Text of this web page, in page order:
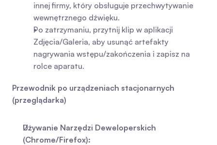
innej firmy, który obsługuje przechwytywanie
wewnętrznego dźwięku.
Po zatrzymaniu, przytnij klip w aplikacji
Zdjęcia/Galeria, aby usunąć artefakty
nagrywania wstępu/zakończenia i zapisz na
rolce aparatu.
Przewodnik po urządzeniach stacjonarnych
(przeglądarka)
Używanie Narzędzi Deweloperskich
(Chrome/Firefox):